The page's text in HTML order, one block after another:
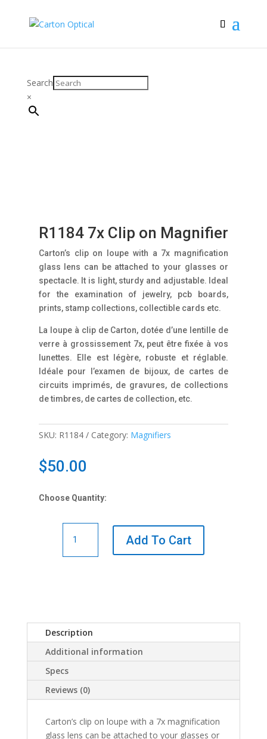
Search
×
R1184 7x Clip on Magnifier
Carton’s clip on loupe with a 7x magnification
glass lens can be attached to your glasses or
spectacle. It is light, sturdy and adjustable. Ideal
for the examination of jewelry, pcb boards,
prints, stamp collections, collectible cards etc.
La loupe à clip de Carton, dotée d’une lentille de
verre à grossissement 7x, peut être fixée à vos
lunettes. Elle est légère, robuste et réglable.
Idéale pour l’examen de bijoux, de cartes de
circuits imprimés, de gravures, de collections
de timbres, de cartes de collection, etc.
SKU: R1184 Category: Magnifiers
$50.00
Choose Quantity:
Clip
Add To Cart
Description
Additional information
Specs
Reviews (0)
Carton’s clip on loupe with a 7x magnification
glass lens can be attached to your glasses or